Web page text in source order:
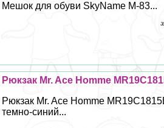
Мешок для обуви SkyName M-83...
Рюкзак Mr. Ace Homme
Рюкзак Mr. Ace Homme
темно-синий...